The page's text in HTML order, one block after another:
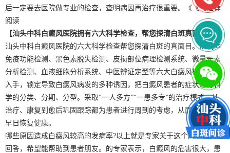
后一定要去医院做专业的检查，查明病因再治疗很重要。《《《推荐
阅读
【汕头中科白癜风医院拥有六大科学检查，帮您探清白斑真面目】
汕头中科白癜风医院的六大科学检查帮您探清白斑的真面目。从机体
免疫功能检测、黑色素脱失检测、皮损部位病理检测系统、微量元素
分析检测、血液细胞分析系统、中医辨证定型等六大白癜风检测系统
入手，锁定导致白癜风病发的多种诱因，把白癜风患者的症状进行科
学的分类、分期、分型。采取“一人多方”“一患多专”的治疗模式，从
治疗、康复到愈后巩固跟踪都为患者进行周到的考虑，从而帮助患者
早日恢复健康。
哪些原因造成白癜风较高的发病率?以上就是专家关于这个问题给出的
回答，希望能帮助到患者朋友。的专家表示，白癜风的危害很大，患